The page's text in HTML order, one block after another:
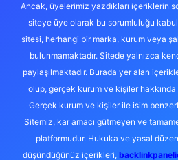
Ancak, üyelerimiz yazdıkları içeriklerin
siteye üye olarak bu sorumluluğu kabul
sitesi, herhangi bir marka, kurum veya
bulunmamaktadır. Sitede yalnızca
paylaşılmaktadır. Burada yer alan
olup, gerçek kurum ve kişiler hakkında
Gerçek kurum ve kişiler ile isim
Sitemiz, kar amacı gütmeyen ve
platformudur. Hukuka ve yasal
düşündüğünüz içerikleri,